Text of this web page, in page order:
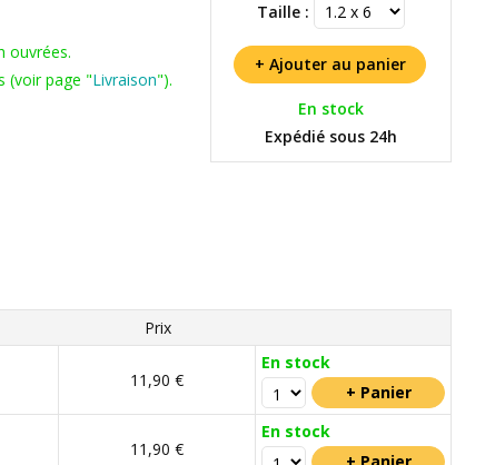
Taille :
En stock
Expédié sous 24h
ouvrées.
(voir page "Livraison").
Prix
11,90 €
En stock
11,90 €
En stock